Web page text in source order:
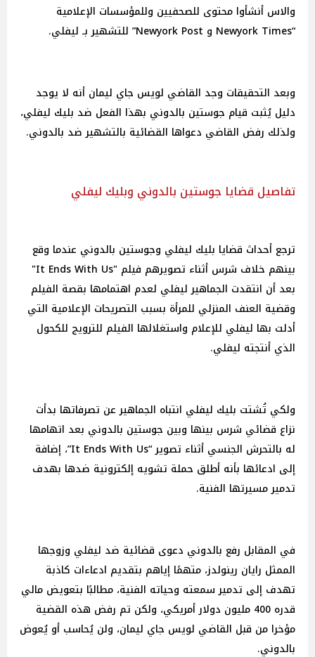
والاس أنشأوا محتوى للصحفيين وللمؤسسات الإعلامية
“Newyork Times و Newyork Post” للتشهير بـ ليفلي.
وبعد التحقيقات وجد القاضي لويس جاي ليمان أنه لا يوجد
دليل يُثبت قيام جوستين بالدوني بهذا الفعل ضد بليك ليفلي،
ولذلك رفض القاضي دعواها القضائية بالتشهير ضد بالدوني.
تفاصيل قضايا جوستين بالدوني وبليك ليفلي
ترجع أحداث قضايا بليك ليفلي وجوستين بالدوني عندما وقع
بينهم خلاف شرس أثناء تصويرهم فيلم "It Ends With Us"
بعد أن انتقدت الجماهير ليفلي لعدم اهتمامها بقصة الفيلم
وقضية العنف المنزلي للمرأة بسبب التصريحات الإعلامية التي
أدلت بها ليفلي للإعلام واستغلالها الفيلم للترويج للكحول
الذي أنتجته ليفلي.
ولكي تُشتت بليك ليفلي انتباه الجماهير عن تصرفاتها بدأت
نزاع قضائي شرس بينها وبين جوستين بالدوني بعد اتهامها
له بالتحرش الجنسي أثناء تصوير “It Ends With Us”، إضافة
إلى ادعائها بأنه أطلق حملة تشويه إلكترونية ضدها بهدف
تدمير مسيرتها الفنية.
في المقابل رفع بالدوني دعوى قضائية ضد ليفلي وزوجها
الممثل رايان رينولدز، متهمًا إياهم بتقديم ادعاءات كاذبة
تهدف إلى تدمير سمعته وحياته الفنية، مطالبًا بتعويض مالي
قدره 400 مليون دولار أمريكي، ولكن تم رفض هذه القضية
مؤخرا من قبل القاضي لويس جاي ليمان، ولن يُحاسب أو يُعوض
بالدوني.